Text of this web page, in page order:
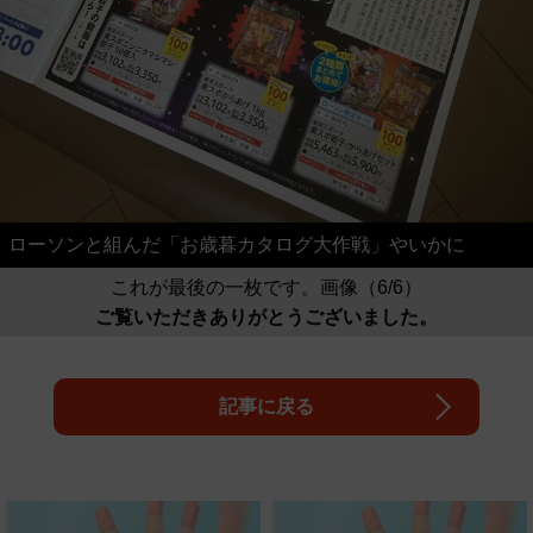
ローソンと組んだ「お歳暮カタログ大作戦」やいかに
これが最後の一枚です。画像（6/6）
ご覧いただきありがとうございました。
記事に戻る